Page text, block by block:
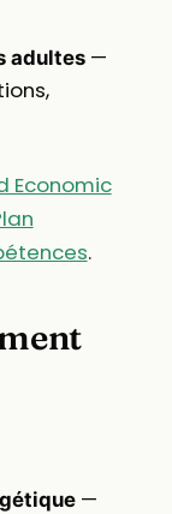
adultes—
Economic
.
—